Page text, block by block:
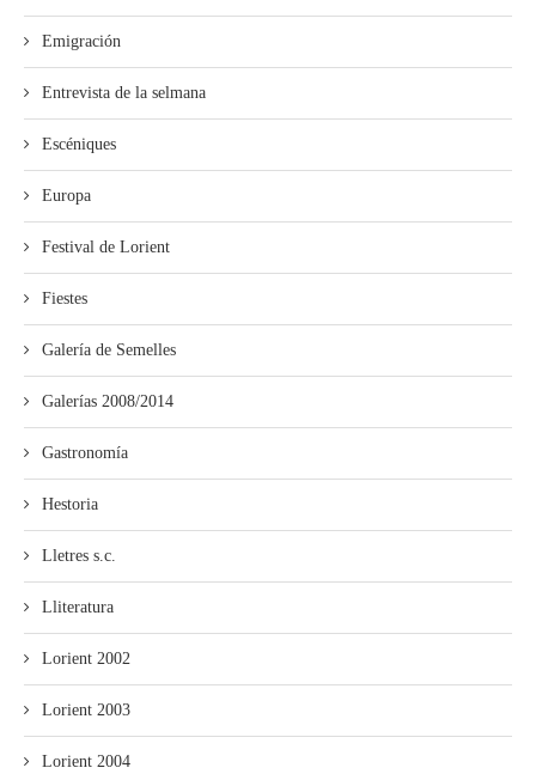
Emigración
Entrevista de la selmana
Escéniques
Europa
Festival de Lorient
Fiestes
Galería de Semelles
Galerías 2008/2014
Gastronomía
Hestoria
Lletres s.c.
Lliteratura
Lorient 2002
Lorient 2003
Lorient 2004